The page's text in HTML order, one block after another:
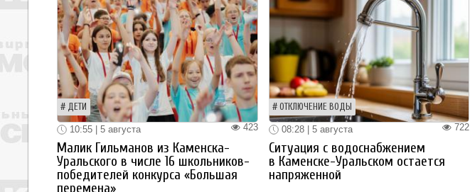
ДЕТИ
423
10:55 | 5 августа
Малик Гильманов из Каменска-
Уральского в числе 16 школьников-
победителей конкурса «Большая
перемена»
ОТКЛЮЧЕНИЕ ВОДЫ
722
08:28 | 5 августа
Ситуация с водоснабжением
в Каменске-Уральском остается
напряженной